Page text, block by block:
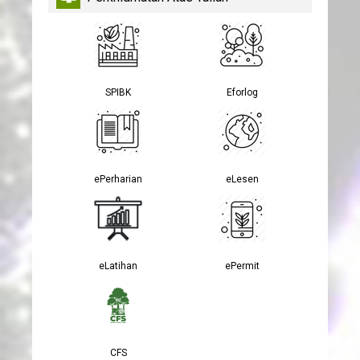
SPIBK Eforlog
ePerharian eLesen
eLatihan ePermit
CFS